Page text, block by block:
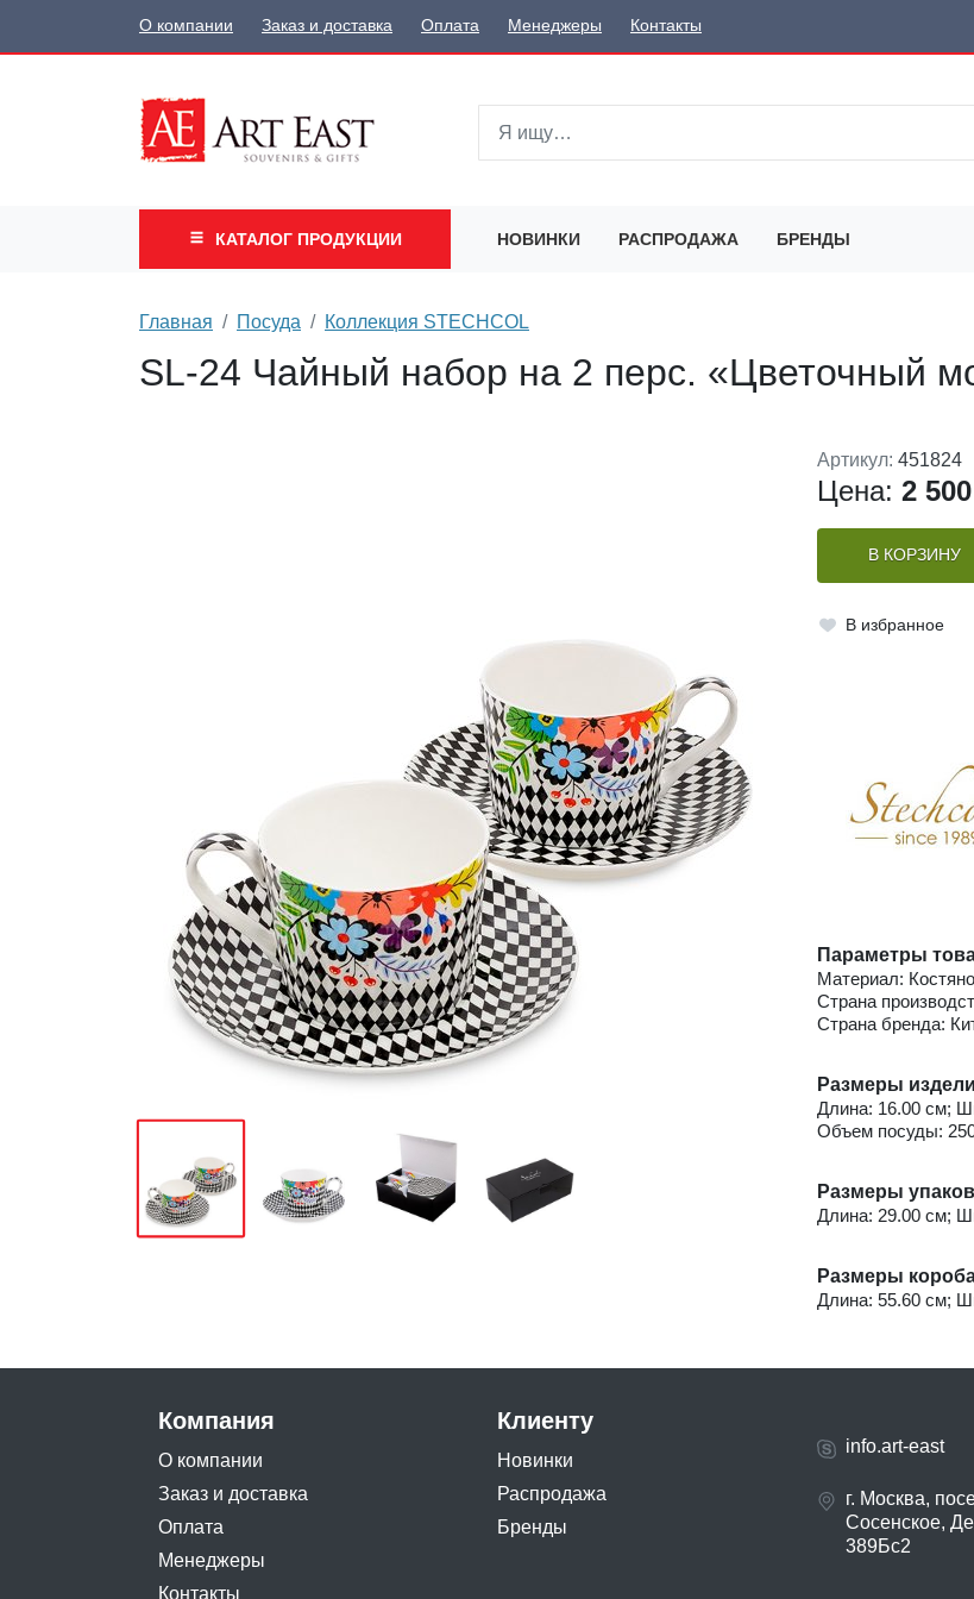
О компании Заказ и доставка Оплата Менеджеры Контакты
КАТАЛОГ ПРОДУКЦИИ НОВИНКИ РАСПРОДАЖА БРЕНДЫ
Главная Посуда Коллекция STECHСOL
SL-24 Чайный набор на 2 перс. «Цветочный
Артикул: 451824
Цена: 2 500
В КОРЗИНУ
В избранное
Параметры
Материал:
Страна
Страна бренда:
Размеры
Длина: 16.00 см;
Объем посуды:
Размеры
Длина: 29.00 см;
Размеры
Длина: 55.60 см;
Компания
О компании
Заказ и доставка
Оплата
Менеджеры
Контакты
Клиенту
Новинки
Распродажа
Бренды
info.art-east
г. Москва,
Сосенское,
389Бс2